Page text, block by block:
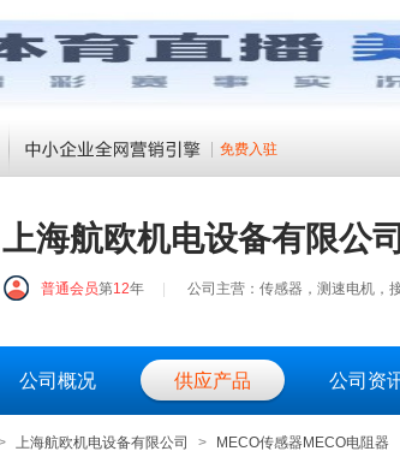
免费入驻
上海航欧机电设备有限公司
普通会员第12年 公司主营：传感器，测速电机，
公司概况 供应产品 公司资
上海航欧机电设备有限公司 > MECO传感器MECO电阻器